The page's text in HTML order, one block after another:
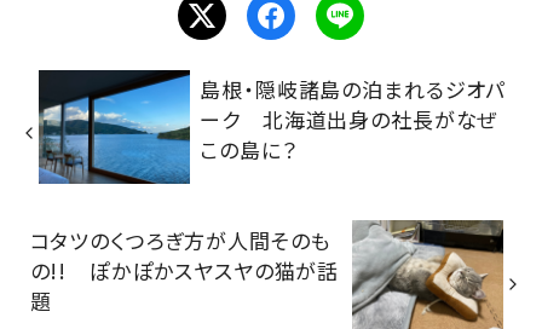
島根・隠岐諸島の泊まれるジオパ
ーク 北海道出身の社長がなぜ
この島に？
コタツのくつろぎ方が人間そのも
の!! ぽかぽかスヤスヤの猫が話
題